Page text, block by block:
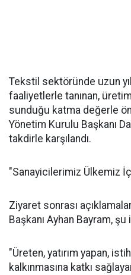
Tekstil sektöründe uzun
faaliyetlerle tanınan,
sunduğu katma değerle
Yönetim Kurulu Başkanı
takdirle karşılandı.
"Sanayicilerimiz Ülkemiz
Ziyaret sonrası
Başkanı Ayhan Bayram,
"Üreten, yatırım yapan,
kalkınmasına katkı